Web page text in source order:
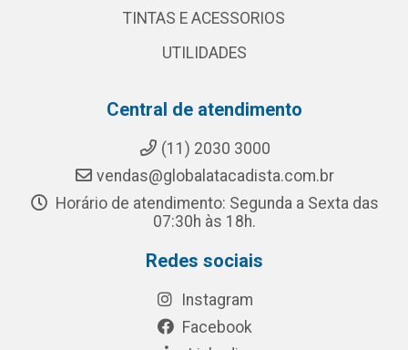
TINTAS E ACESSORIOS
UTILIDADES
Central de atendimento
(11) 2030 3000
vendas@globalatacadista.com.br
Horário de atendimento: Segunda a Sexta das
07:30h às 18h.
Redes sociais
Instagram
Facebook